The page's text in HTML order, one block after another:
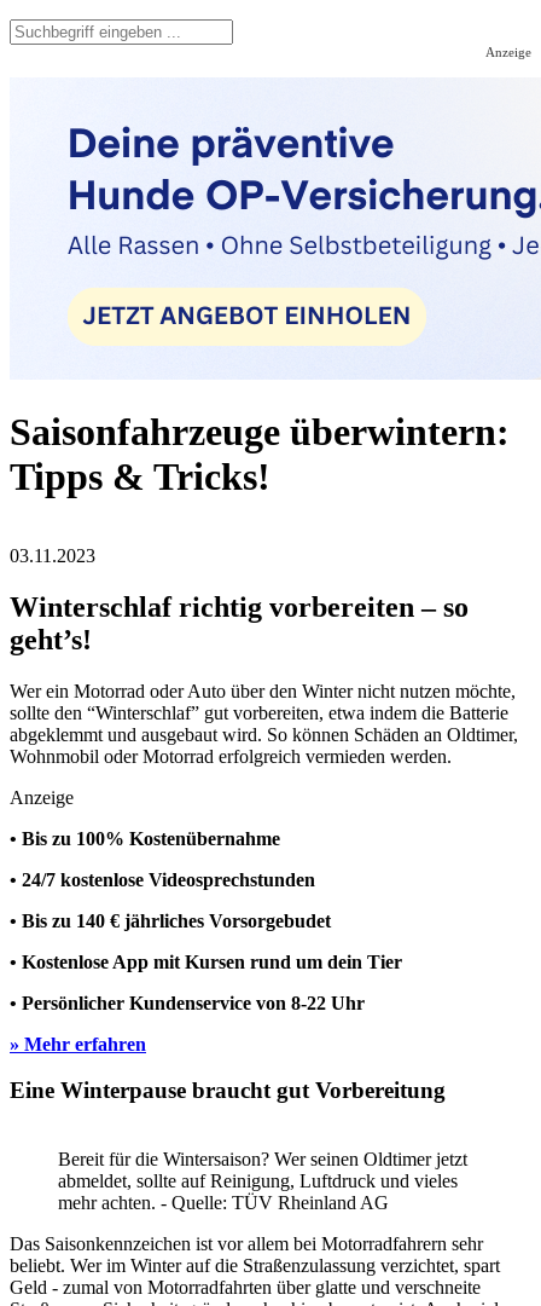
Anzeige
Saisonfahrzeuge überwintern:
Tipps & Tricks!
03.11.2023
Winterschlaf richtig vorbereiten – so
geht’s!
Wer ein Motorrad oder Auto über den Winter nicht nutzen möchte,
sollte den “Winterschlaf” gut vorbereiten, etwa indem die Batterie
abgeklemmt und ausgebaut wird. So können Schäden an Oldtimer,
Wohnmobil oder Motorrad erfolgreich vermieden werden.
Anzeige
• Bis zu 100% Kostenübernahme
• 24/7 kostenlose Videosprechstunden
• Bis zu 140 € jährliches Vorsorgebudet
• Kostenlose App mit Kursen rund um dein Tier
• Persönlicher Kundenservice von 8-22 Uhr
» Mehr erfahren
Eine Winterpause braucht gut Vorbereitung
Bereit für die Wintersaison? Wer seinen Oldtimer jetzt
abmeldet, sollte auf Reinigung, Luftdruck und vieles
mehr achten. - Quelle: TÜV Rheinland AG
Das Saisonkennzeichen ist vor allem bei Motorradfahrern sehr
beliebt. Wer im Winter auf die Straßenzulassung verzichtet, spart
Geld - zumal von Motorradfahrten über glatte und verschneite